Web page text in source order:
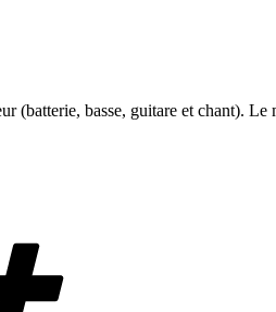
basse, guitare et chant).